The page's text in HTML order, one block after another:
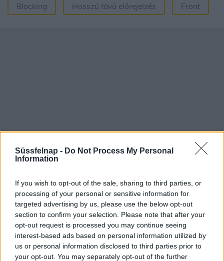
Süssfelnap - Do Not Process My Personal
Information
If you wish to opt-out of the sale, sharing to third parties, or
processing of your personal or sensitive information for
targeted advertising by us, please use the below opt-out
section to confirm your selection. Please note that after your
opt-out request is processed you may continue seeing
interest-based ads based on personal information utilized by
us or personal information disclosed to third parties prior to
your opt-out. You may separately opt-out of the further
Blocking Hosszú távú előrejelzés Front
30/60/90 napos előrejelzés
Vészjelzések, figyelmeztetések Orvosmeteorológia
Felhőkép Hőtérkép Páratartalom
Széltérkép Radar Hójelentés